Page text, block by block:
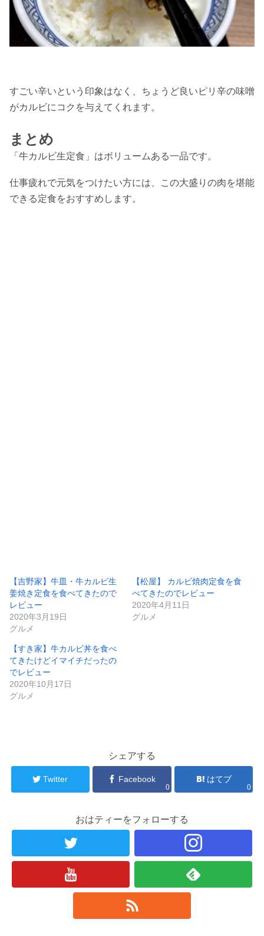
すごい辛いという印象はなく、ちょうど良いピリ辛の味噌
がカルビにコクを与えてくれます。
まとめ
「牛カルビ生定食」はボリュームある一品です。
仕事疲れで元気をつけたい方には、この大盛りの肉を堪能
できる定食をおすすめします。
【吉野家】牛皿・牛カルビ生
姜焼き定食を食べてきたので
レビュー
2020年3月19日
グルメ
【松屋】 カルビ焼肉定食を食
べてきたのでレビュー
2020年4月11日
グルメ
【すき家】牛カルビ丼を食べ
てきたけどイマイチだったの
でレビュー
2020年10月17日
グルメ
シェアする
Twitter Facebook
0
はてブ
0
おはティーをフォローする